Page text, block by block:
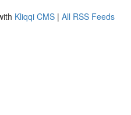
Kliqqi CMS | All RSS Feeds